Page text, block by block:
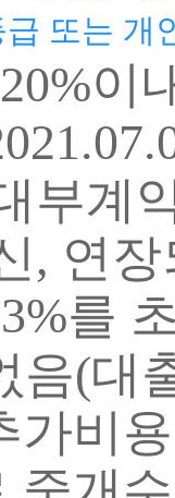
또는 개
이
부계
, 연
를
음(대
가비